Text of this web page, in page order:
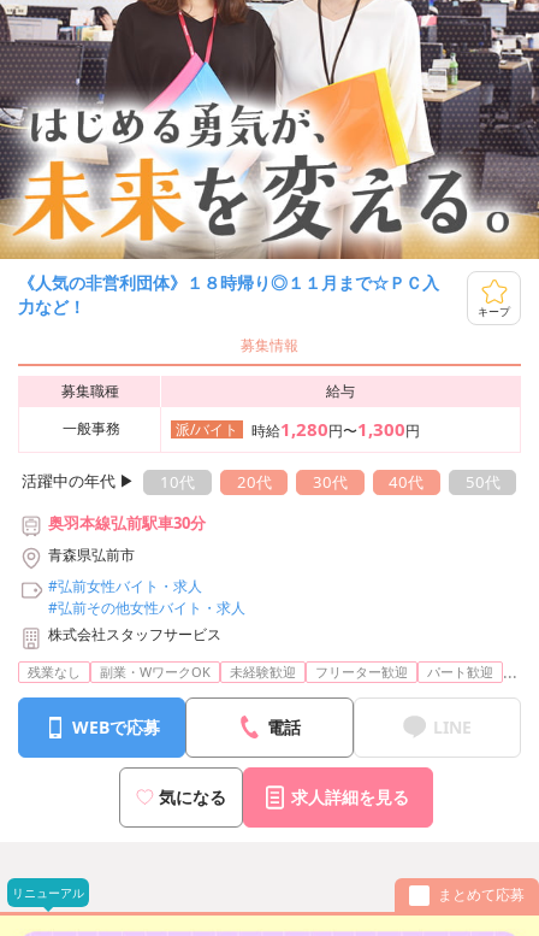
《人気の非営利団体》１８時帰り◎１１月まで☆ＰＣ入
力など！
キープ
募集情報
募集職種
給与
一般事務
派/バイト 時給1,280円〜1,300円
活躍中の年代 ▶︎ 10代 20代 30代 40代
50代
奥羽本線弘前駅車30分
青森県弘前市
#弘前女性バイト・求人
#弘前その他女性バイト・求人
株式会社スタッフサービス
残業なし 副業・WワークOK 未経験歓迎 フリーター歓迎 パート歓迎 ...
WEBで応募 電話 LINE
気になる 求人詳細を見る
リニューアル まとめて応募